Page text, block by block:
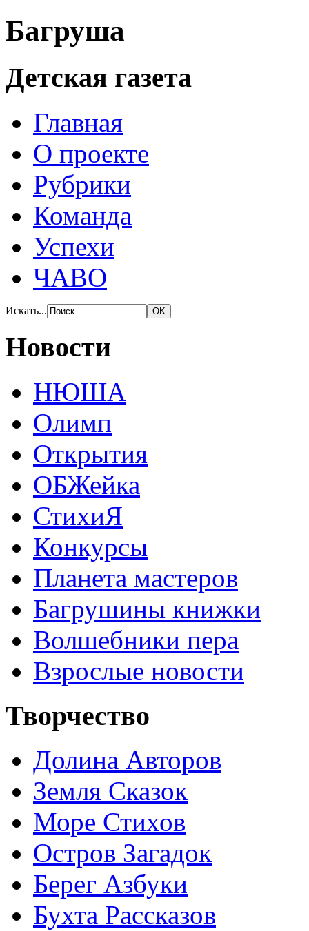
Багруша
Детская газета
Главная
О проекте
Рубрики
Команда
Успехи
ЧАВО
Искать...
Новости
НЮША
Олимп
Открытия
ОБЖейка
СтихиЯ
Конкурсы
Планета мастеров
Багрушины книжки
Волшебники пера
Взрослые новости
Творчество
Долина Авторов
Земля Сказок
Море Стихов
Остров Загадок
Берег Азбуки
Бухта Рассказов